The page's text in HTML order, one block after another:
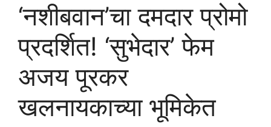
‘नशीबवान’चा दमदार प्रोमो
प्रदर्शित! ‘सुभेदार’ फेम
अजय पूरकर
खलनायकाच्या भूमिकेत